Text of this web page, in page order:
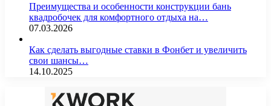
Преимущества и особенности конструкции бань
квадробочек для комфортного отдыха на…
07.03.2026
Как сделать выгодные ставки в Фонбет и увеличить
свои шансы…
14.10.2025